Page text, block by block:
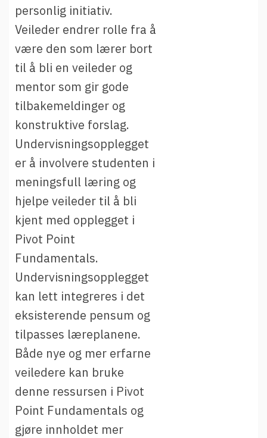
personlig initiativ.
Veileder endrer rolle fra å
være den som lærer bort
til å bli en veileder og
mentor som gir gode
tilbakemeldinger og
konstruktive forslag.
Undervisningsopplegget
er å involvere studenten i
meningsfull læring og
hjelpe veileder til å bli
kjent med opplegget i
Pivot Point
Fundamentals.
Undervisningsopplegget
kan lett integreres i det
eksisterende pensum og
tilpasses læreplanene.
Både nye og mer erfarne
veiledere kan bruke
denne ressursen i Pivot
Point Fundamentals og
gjøre innholdet mer